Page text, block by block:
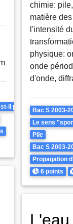
chimie:
matière
l'intensité
physique:
onde
d'onde,
Theme
Bac S 2003-
Le sens
Pile
Bac S 2003-
Propagation
Points
6 points
il prévisible ? Peut-il